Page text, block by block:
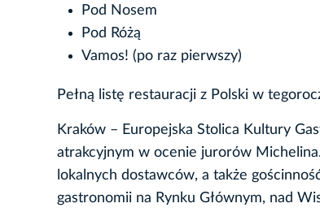
Pod Nosem
Pod Różą
Vamos! (po raz pierwszy)
Pełną listę restauracji z Polski w
Kraków – Europejska Stolica Kultury
atrakcyjnym w ocenie jurorów
lokalnych dostawców, a także
gastronomii na Rynku Głównym, nad